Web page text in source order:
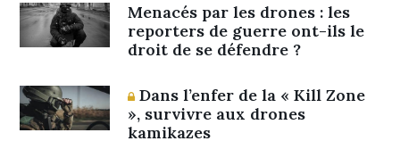
Menacés par les drones : les
reporters de guerre ont-ils le
droit de se défendre ?
Dans l’enfer de la « Kill Zone
», survivre aux drones
kamikazes